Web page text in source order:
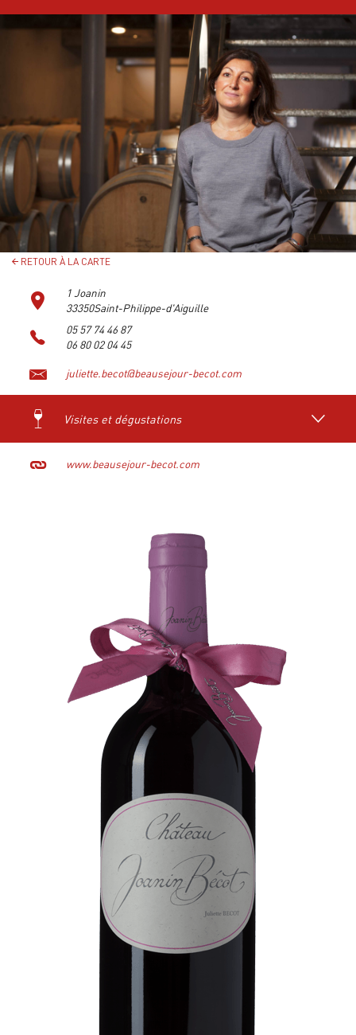
RETOUR À LA CARTE
1 Joanin
33350Saint-Philippe-d'Aiguille
05 57 74 46 87
06 80 02 04 45
juliette.becot@beausejour-becot.com
Visites et dégustations
www.beausejour-becot.com